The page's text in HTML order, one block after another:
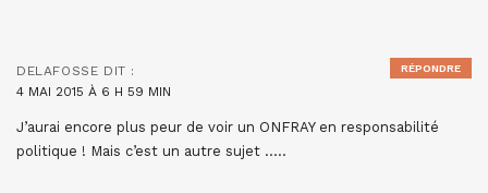
DELAFOSSE DIT :
4 MAI 2015 À 6 H 59 MIN
J’aurai encore plus peur de voir un ONFRAY en responsabilité
politique ! Mais c’est un autre sujet …..
RÉPONDRE